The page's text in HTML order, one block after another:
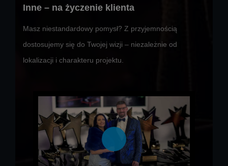
Inne – na życzenie klienta
Masz niestandardowy pomysł? Z przyjemnością
dostosujemy się do Twojej wizji – niezależnie od
lokalizacji i charakteru projektu.